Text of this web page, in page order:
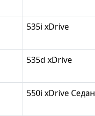
535i xDrive
535d xDrive
550i xDrive Седан